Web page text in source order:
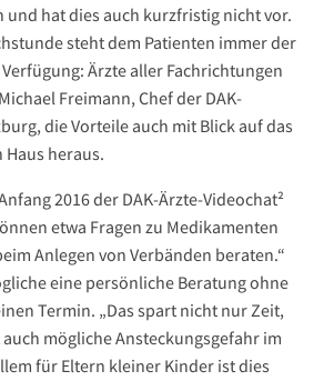
und hat dies auch kurzfristig nicht vor.
steht dem Patienten immer der
Ärzte aller Fachrichtungen
Freimann, Chef der DAK-
die Vorteile auch mit Blick auf das
heraus.
2016 der DAK-Ärzte-Videochat²
etwa Fragen zu Medikamenten
Anlegen von Verbänden beraten.“
eine persönliche Beratung ohne
Termin. „Das spart nicht nur Zeit,
mögliche Ansteckungsgefahr im
für Eltern kleiner Kinder ist dies